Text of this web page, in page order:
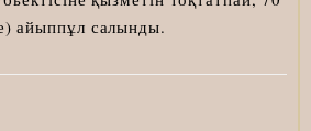
айыппұл салынды.